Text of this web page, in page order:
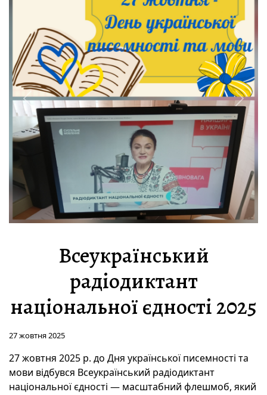
Previous Next
Всеукраїнський
радіодиктант
національної єдності 2025
27 жовтня 2025
27 жовтня 2025 р. до Дня української писемності та
мови відбувся Всеукраїнський радіодиктант
національної єдності — масштабний флешмоб, який